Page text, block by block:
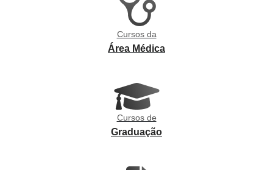
Cursos da
Área Médica
Cursos de
Graduação